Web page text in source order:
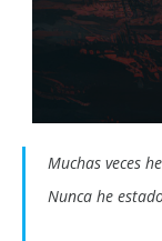
Muchas veces
Nunca he